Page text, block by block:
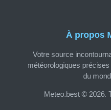
À propos
Votre source
météorologiques
du
Meteo.best © 2026.